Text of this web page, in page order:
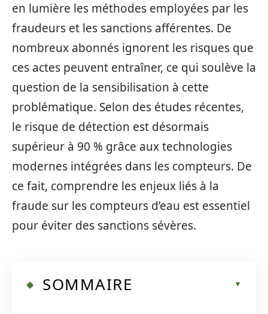
en lumière les méthodes employées par les
fraudeurs et les sanctions afférentes. De
nombreux abonnés ignorent les risques que
ces actes peuvent entraîner, ce qui soulève la
question de la sensibilisation à cette
problématique. Selon des études récentes,
le risque de détection est désormais
supérieur à 90 % grâce aux technologies
modernes intégrées dans les compteurs. De
ce fait, comprendre les enjeux liés à la
fraude sur les compteurs d’eau est essentiel
pour éviter des sanctions sévères.
SOMMAIRE